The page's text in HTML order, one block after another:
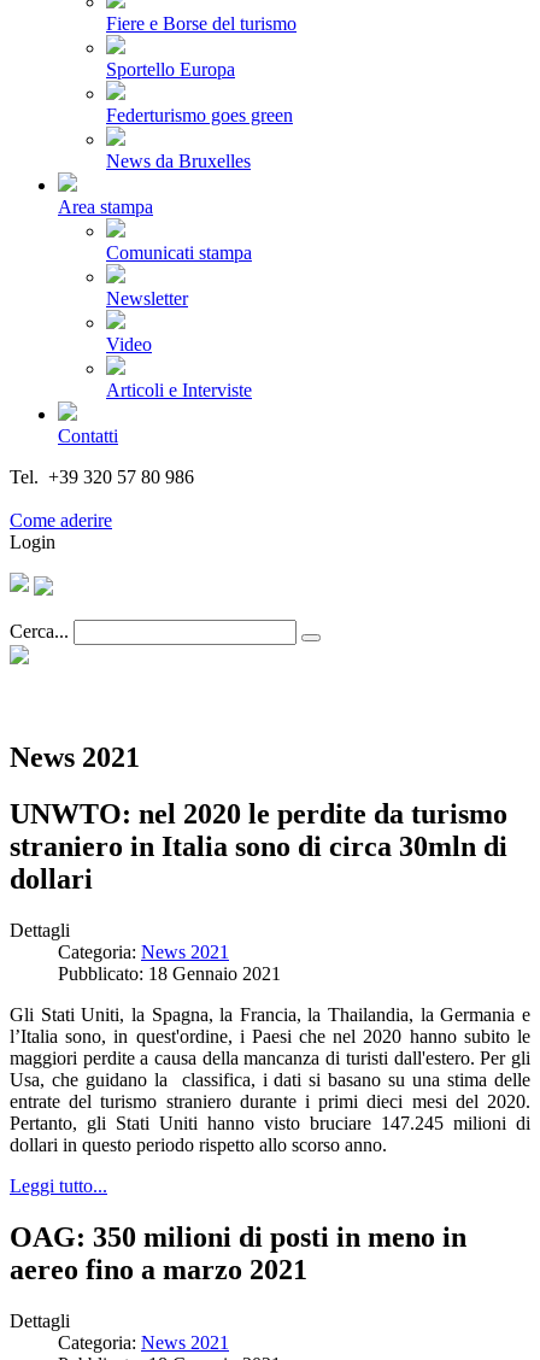
Fiere e Borse del turismo
Sportello Europa
Federturismo goes green
News da Bruxelles
Area stampa
Comunicati stampa
Newsletter
Video
Articoli e Interviste
Contatti
Tel. +39 320 57 80 986
Come aderire
Login
Cerca...
News 2021
UNWTO: nel 2020 le perdite da turismo
straniero in Italia sono di circa 30mln di
dollari
Dettagli
Categoria: News 2021
Pubblicato: 18 Gennaio 2021
Gli Stati Uniti, la Spagna, la Francia, la Thailandia, la Germania e
l’Italia sono, in quest'ordine, i Paesi che nel 2020 hanno subito le
maggiori perdite a causa della mancanza di turisti dall'estero. Per gli
Usa, che guidano la classifica, i dati si basano su una stima delle
entrate del turismo straniero durante i primi dieci mesi del 2020.
Pertanto, gli Stati Uniti hanno visto bruciare 147.245 milioni di
dollari in questo periodo rispetto allo scorso anno.
Leggi tutto...
OAG: 350 milioni di posti in meno in
aereo fino a marzo 2021
Dettagli
Categoria: News 2021